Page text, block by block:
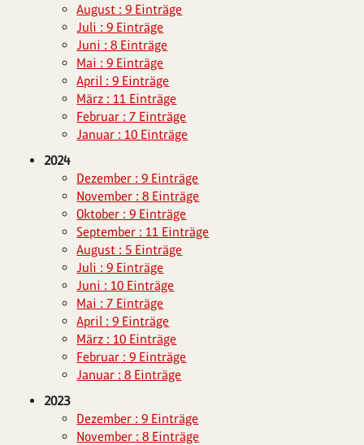
August : 9 Einträge
Juli : 9 Einträge
Juni : 8 Einträge
Mai : 9 Einträge
April : 9 Einträge
März : 11 Einträge
Februar : 7 Einträge
Januar : 10 Einträge
2024
Dezember : 9 Einträge
November : 8 Einträge
Oktober : 9 Einträge
September : 11 Einträge
August : 5 Einträge
Juli : 9 Einträge
Juni : 10 Einträge
Mai : 7 Einträge
April : 9 Einträge
März : 10 Einträge
Februar : 9 Einträge
Januar : 8 Einträge
2023
Dezember : 9 Einträge
November : 8 Einträge